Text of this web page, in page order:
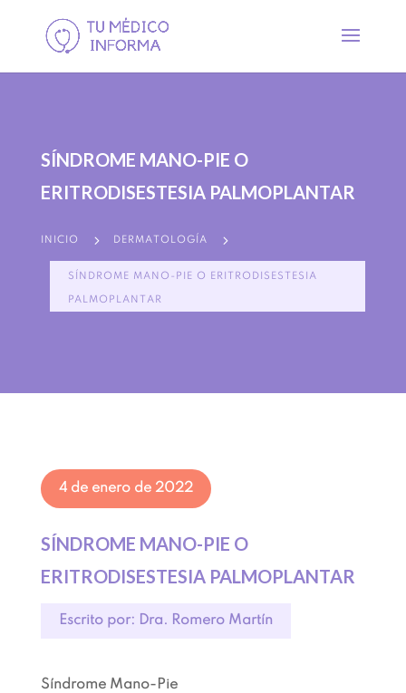
SÍNDROME MANO-PIE O
ERITRODISESTESIA PALMOPLANTAR
INICIO 5 DERMATOLOGÍA 5
SÍNDROME MANO-PIE O ERITRODISESTESIA
PALMOPLANTAR
4 de enero de 2022
SÍNDROME MANO-PIE O
ERITRODISESTESIA PALMOPLANTAR
Escrito por: Dra. Romero Martín
Síndrome Mano-Pie